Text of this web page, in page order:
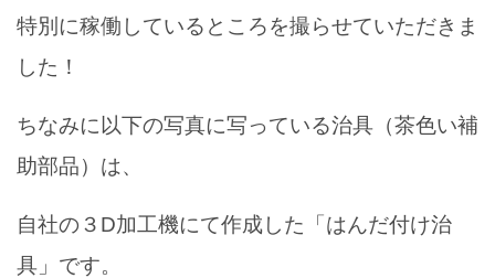
特別に稼働しているところを撮らせていただきま
した！
ちなみに以下の写真に写っている治具（茶色い補
助部品）は、
自社の３D加工機にて作成した「はんだ付け治
具」です。